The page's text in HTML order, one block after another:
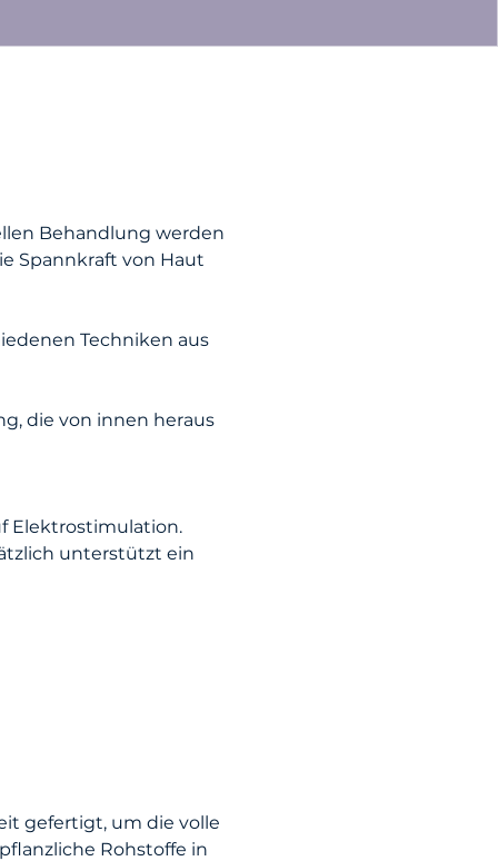
Behandlung werden
Spannkraft von Haut
Techniken aus
die von innen heraus
Elektrostimulation.
unterstützt ein
gefertigt, um die volle
Rohstoffe in